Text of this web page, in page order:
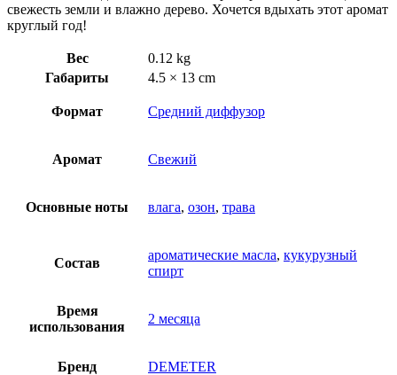
свежесть земли и влажно дерево. Хочется вдыхать этот аромат
круглый год!
Вес
0.12 kg
Габариты
4.5 × 13 cm
Формат Средний диффузор
Аромат Свежий
Основные ноты влага, озон, трава
Состав
ароматические масла, кукурузный
спирт
Время
использования
2 месяца
Бренд DEMETER